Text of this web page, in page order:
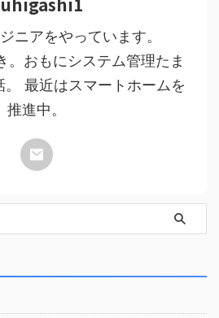
ニアをやっています。
。おもにシステム管理たま
。 最近はスマートホームを
推進中。